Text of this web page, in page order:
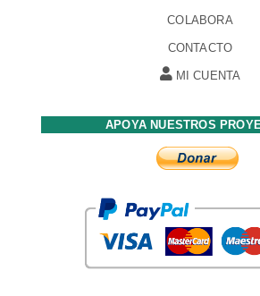
COLABORA
CONTACTO
MI CUENTA
APOYA NUESTROS